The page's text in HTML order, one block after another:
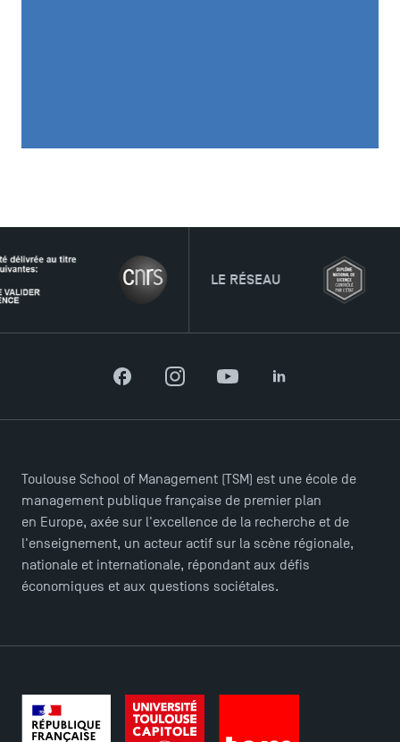
TSM Doctoral Programme
LE RÉSEAU
FacebookInstagramYouTubeLinkedIn
Toulouse School of Management (TSM) est une école de
management publique française de premier plan
en Europe, axée sur l'excellence de la recherche et de
l'enseignement, un acteur actif sur la scène régionale,
nationale et internationale, répondant aux défis
économiques et aux questions sociétales.